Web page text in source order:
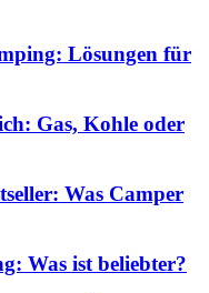
Lösungen für
Gas, Kohle oder
Was Camper
Was ist beliebter?